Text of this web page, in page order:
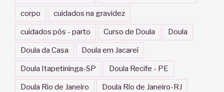
corpo cuidados na gravidez
cuidados pós - parto Curso de Doula Doula
Doula da Casa Doula em Jacareí
Doula Itapetininga-SP Doula Recife - PE
Doula Rio de Janeiro Doula Rio de Janeiro-RJ